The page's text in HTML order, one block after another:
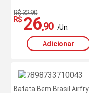
R$ 32,90
R$ 26,90 /Un.
Adicionar
Batata Bem Brasil